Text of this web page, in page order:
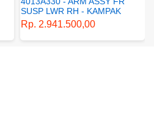
4162A413 - SHOCK
ABSORBER RR SUSP -
SUSPENSI BELAKANG -
SHOCKBREAKER BELAKANG
Rp. 1.198.800,00